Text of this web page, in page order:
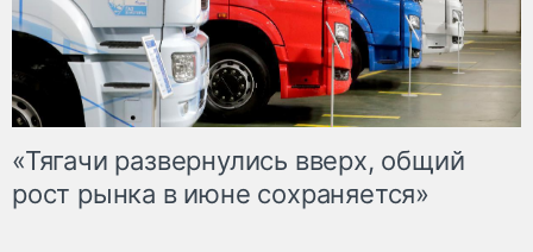
«Тягачи развернулись вверх, общий
рост рынка в июне сохраняется»